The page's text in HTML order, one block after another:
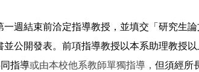
週結束前洽定指導教授，並填交「研究生
並公開發表。前項指導教授以本系助理教授以
指導或由本校他系教師單獨指導， 但須經所